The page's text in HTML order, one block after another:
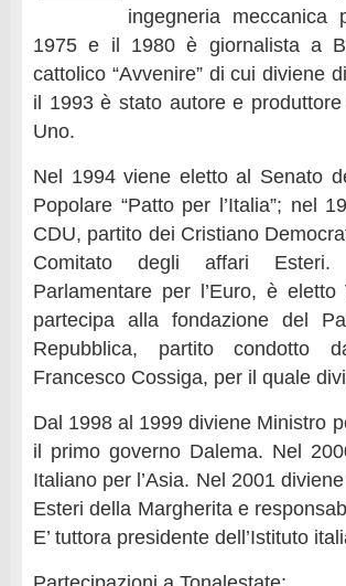
ingegneria meccanica
1975 e il 1980 è giornalista a
cattolico “Avvenire” di cui diviene
il 1993 è stato autore e
Uno.
Nel 1994 viene eletto al Senato
Popolare “Patto per l’Italia”; nel
CDU, partito dei Cristiano
Comitato degli affari Esteri.
Parlamentare per l’Euro, è
partecipa alla fondazione del
Repubblica, partito condotto
Francesco Cossiga, per il quale
Dal 1998 al 1999 diviene Ministro
il primo governo Dalema. Nel
Italiano per l’Asia. Nel 2001
Esteri della Margherita e
E’ tuttora presidente dell’Istituto